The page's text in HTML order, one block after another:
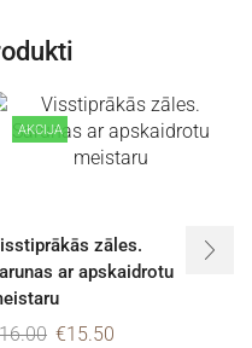
AKCIJA
zāles.
ar apskaidrotu
16.00 €15.50